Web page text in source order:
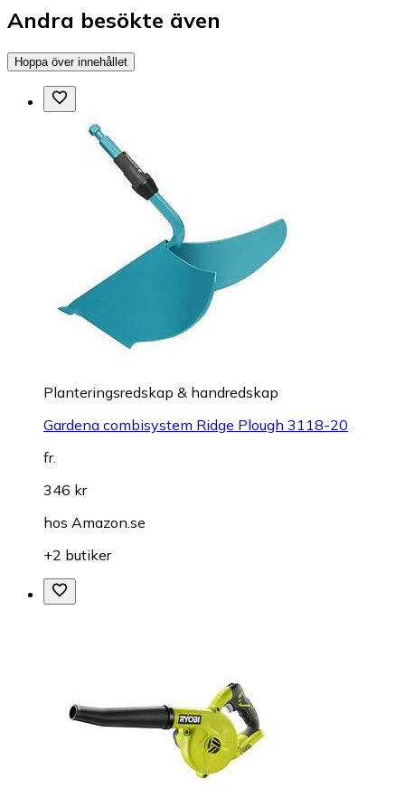
Andra besökte även
Hoppa över innehållet
Planteringsredskap & handredskap
Gardena combisystem Ridge Plough 3118-20
fr.
346 kr
hos Amazon.se
+2 butiker